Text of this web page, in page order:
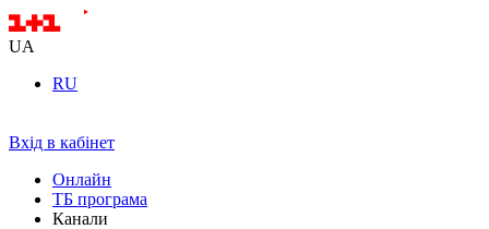
UA
RU
Вхід в кабінет
Онлайн
ТБ програма
Канали